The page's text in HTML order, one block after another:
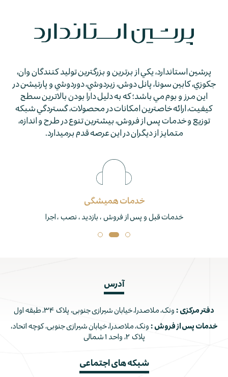
پرشين استاندارد، يكي از برترين و بزرگترين توليد كنندگان وان،
جكوزي، كابين سونا، پانل دوش، زيردوشي، دوردوشي و پارتيشن در
اين مرز و بوم مي باشد؛ كه به دليل دارا بودن بالاترين سطح
كيفيت، ارائه خاصترين امكانات در محصولات، گستردگي شبكه
توزيع و خدمات پس از فروش، بيشترين تنوع در طرح و اندازه،
متمايز از ديگران در اين عرصه قدم برمي­دارد.
خدمات همیشگی
خدمات قبل و پس از فروش ، بازدید ، نصب ، اجرا
آدرس
دفتر مرکزی : ونک، ملاصدرا، خیابان شیرازی جنوبی، پلاک ۳۴، طبقه اول
خدمات پس از فروش : ونک، ملاصدرا، خیابان شیرازی جنوبی، کوچه اتحاد،
پلاک ۲، واحد ۱ شمالی
شبکه های اجتماعی